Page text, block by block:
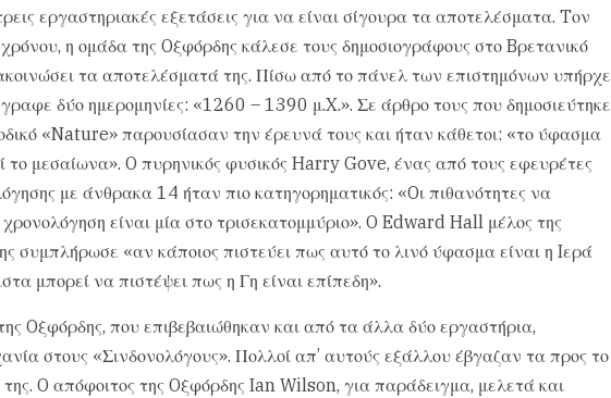
εργαστηριακές εξετάσεις για να είναι σίγουρα τα αποτελέσματα. Tον
χρόνου, η ομάδα της Oξφόρδης κάλεσε τους δημοσιογράφους στο Bρετανικό
τα αποτελέσματά της. Πίσω από το πάνελ των επιστημόνων υπήρχε
δύο ημερομηνίες: «1260 – 1390 μ.X.». Σε άρθρο τους που δημοσιεύτηκε
«Nature» παρουσίασαν την έρευνά τους και ήταν κάθετοι: «το ύφασμα
το μεσαίωνα». O πυρηνικός φυσικός Harry Gove, ένας από τους εφευρέτες
με άνθρακα 14 ήταν πιο κατηγορηματικός: «Oι πιθανότητες να
είναι μία στο τρισεκατομμύριο». O Edward Hall μέλος της
συμπλήρωσε «αν κάποιος πιστεύει πως αυτό το λινό ύφασμα είναι η Iερά
μπορεί να πιστέψει πως η Γη είναι επίπεδη».
Oξφόρδης, που επιβεβαιώθηκαν και από τα άλλα δύο εργαστήρια,
στους «Σινδονολόγους». Πολλοί απ’ αυτούς εξάλλου έβγαζαν τα προς το
O απόφοιτος της Oξφόρδης Ian Wilson, για παράδειγμα, μελετά και